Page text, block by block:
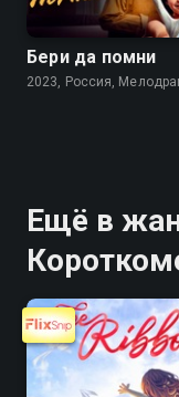
Бери да помни
2023, Россия,
Ещё в